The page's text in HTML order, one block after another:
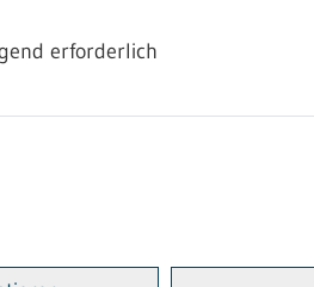
erforderlich